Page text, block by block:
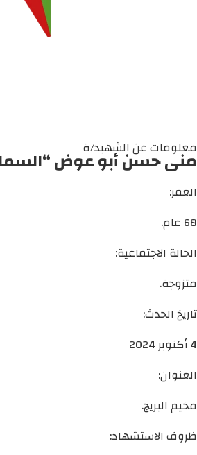
معلومات عن الشهيد/ة
منى حسن أبو عوض
العمر:
68 عام.
الحالة الاجتماعية:
متزوجة.
تاريخ الحدث:
4 أكتوبر 2024
العنوان:
مخيم البريج.
ظروف الاستشهاد: